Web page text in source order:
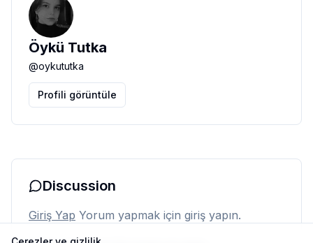
Öykü Tutka
@oykututka
Profili görüntüle
Discussion
Giriş Yap Yorum yapmak için giriş yapın.